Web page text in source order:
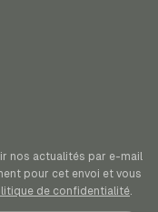
nos actualités par e-mail
pour cet envoi et vous
de confidentialité.